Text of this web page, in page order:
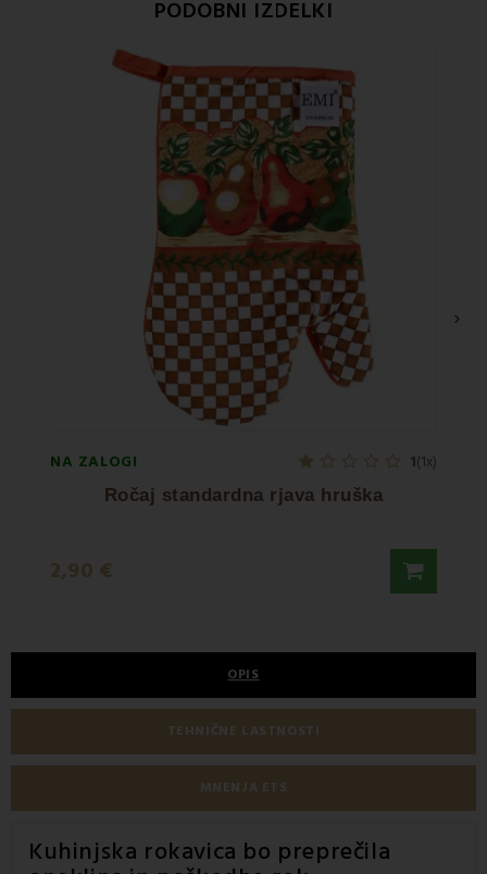
PODOBNI IZDELKI
NA ZALOGI 1(1x)
Ročaj standardna rjava hruška
2,90 €
›
OPIS
TEHNIČNE LASTNOSTI
MNENJA ETS
Kuhinjska rokavica bo preprečila